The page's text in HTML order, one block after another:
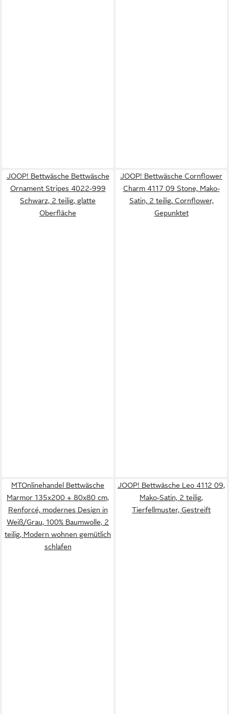
JOOP! Bettwäsche Bettwäsche
Ornament Stripes 4022-999
Schwarz, 2 teilig, glatte
Oberfläche
JOOP! Bettwäsche Cornflower
Charm 4117 09 Stone, Mako-
Satin, 2 teilig, Cornflower,
Gepunktet
MTOnlinehandel Bettwäsche
Marmor 135x200 + 80x80 cm,
Renforcé, modernes Design in
Weiß/Grau, 100% Baumwolle, 2
teilig, Modern wohnen gemütlich
schlafen
JOOP! Bettwäsche Leo 4112 09,
Mako-Satin, 2 teilig,
Tierfellmuster, Gestreift